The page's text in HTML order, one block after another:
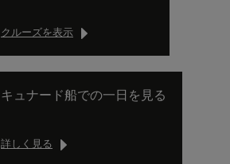
クルーズを表示
キュナード船での一日を見る
詳しく見る